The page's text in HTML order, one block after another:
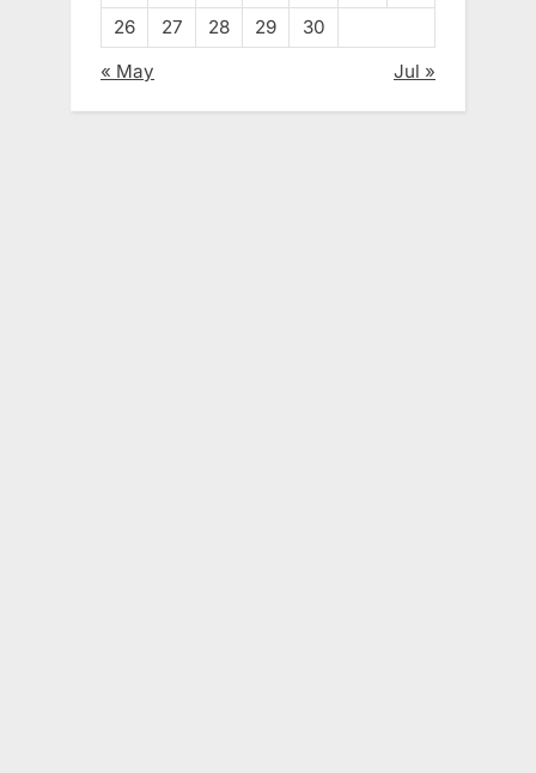
26
27 28 29
30
« May
Jul »